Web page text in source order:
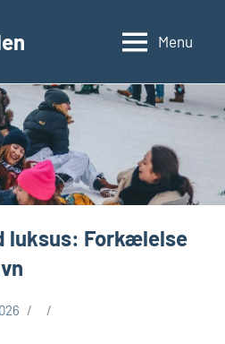
Menu
luksus: Forkælelse